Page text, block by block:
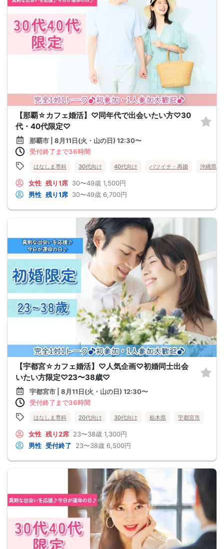
【那覇☆カフェ婚活】♡同年代で出会いたい方♡30
代・40代限定♡
那覇市 | 8月11日(火・山の日) 12:30〜
受付終了まで36時間
はなしま専科 30代向け 40代向け バツイチ・再婚 沖縄県
女性 残り1席 30〜49歳 1,500円
男性 残り1席 30〜49歳 6,700円
【宇都宮☆カフェ婚活】♡人気企画♡初婚同士出会
いたい方限定♡23〜38歳♡
宇都宮市 | 8月11日(火・山の日) 12:30〜
受付終了まで36時間
はなしま専科 20代向け 30代向け 栃木県 宇都宮市
女性 残り2席 23〜38歳 1,300円
男性 受付終了 23〜38歳 6,500円